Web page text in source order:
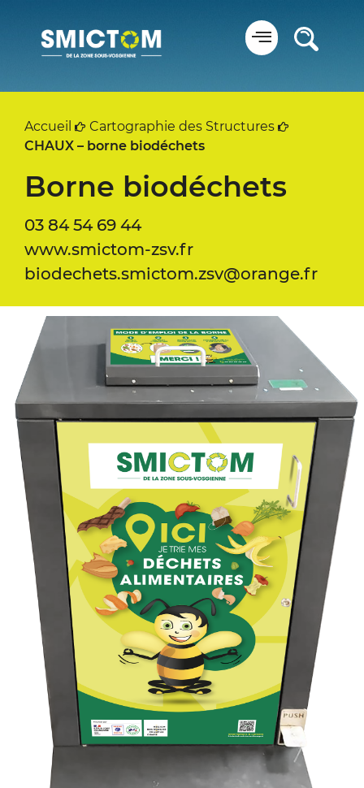
Accueil
Cartographie des Structures
CHAUX – borne biodéchets
Borne biodéchets
03 84 54 69 44
www.smictom-zsv.fr
biodechets.smictom.zsv@orange.fr